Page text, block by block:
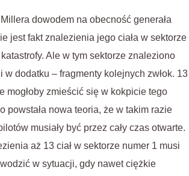
dowodem na obecność generała
jest fakt znalezienia jego ciała w sektorze
Ale w tym sektorze znaleziono
w dodatku – fragmenty kolejnych zwłok. 13
mogłoby zmieścić się w kokpicie tego
powstała nowa teoria, że w takim razie
musiały być przez cały czas otwarte.
aż 13 ciał w sektorze numer 1 musi
w sytuacji, gdy nawet ciężkie